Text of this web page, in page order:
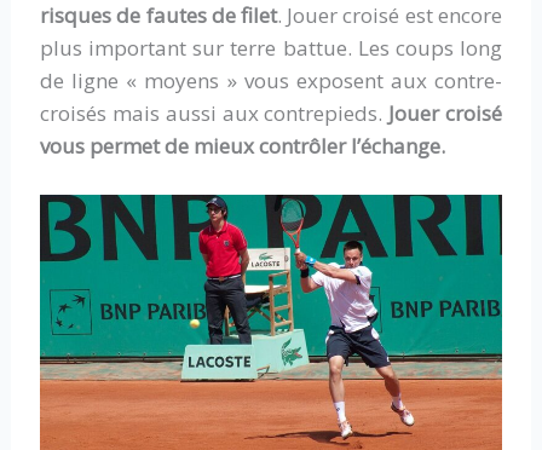
risques de fautes de filet. Jouer croisé est encore
plus important sur terre battue. Les coups long
de ligne « moyens » vous exposent aux contre-
croisés mais aussi aux contrepieds. Jouer croisé
vous permet de mieux contrôler l’échange.